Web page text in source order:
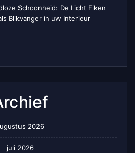
Schoonheid: De Licht Eiken
Blikvanger in uw Interieur
2026
juli 2026